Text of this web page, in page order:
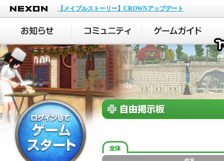
NEXON
【メイプルストーリー】CROWNアップデート